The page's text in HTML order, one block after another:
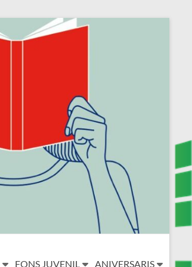
FONS JUVENIL ANIVERSARIS